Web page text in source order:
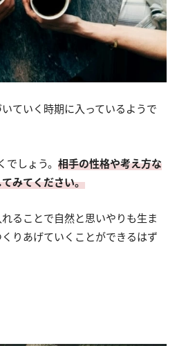
ていく時期に入っているようで
しょう。 相手の性格や考え方な
みてください。
ることで自然と思いやりも生ま
りあげていくことができるはず